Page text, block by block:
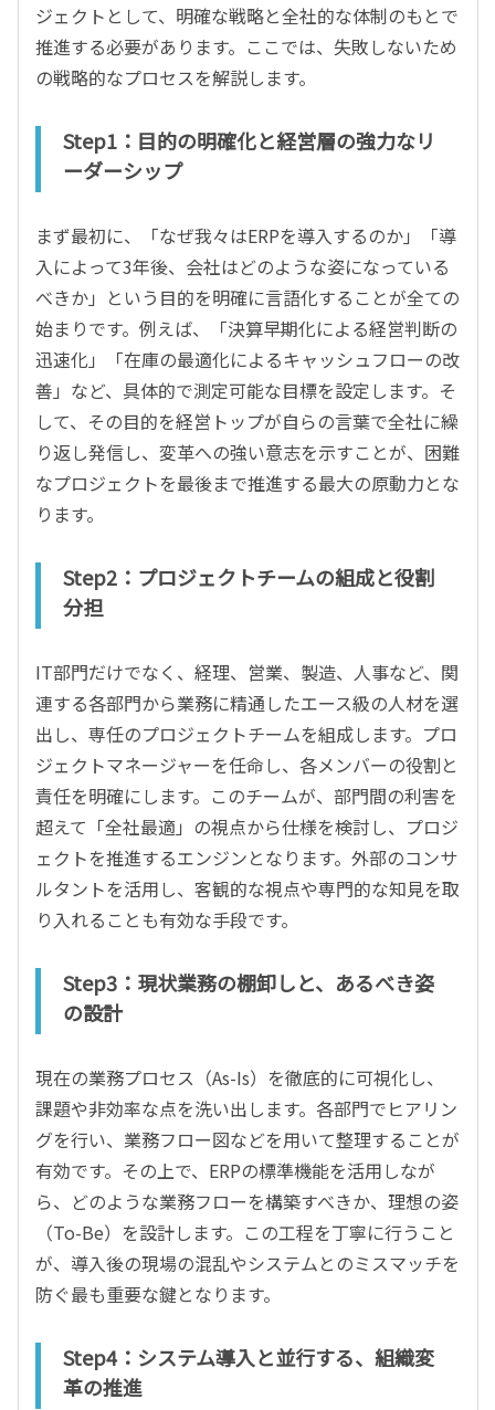
ジェクトとして、明確な戦略と全社的な体制のもとで
推進する必要があります。ここでは、失敗しないため
の戦略的なプロセスを解説します。
Step1：目的の明確化と経営層の強力なリ
ーダーシップ
まず最初に、「なぜ我々はERPを導入するのか」「導
入によって3年後、会社はどのような姿になっている
べきか」という目的を明確に言語化することが全ての
始まりです。例えば、「決算早期化による経営判断の
迅速化」「在庫の最適化によるキャッシュフローの改
善」など、具体的で測定可能な目標を設定します。そ
して、その目的を経営トップが自らの言葉で全社に繰
り返し発信し、変革への強い意志を示すことが、困難
なプロジェクトを最後まで推進する最大の原動力とな
ります。
Step2：プロジェクトチームの組成と役割
分担
IT部門だけでなく、経理、営業、製造、人事など、関
連する各部門から業務に精通したエース級の人材を選
出し、専任のプロジェクトチームを組成します。プロ
ジェクトマネージャーを任命し、各メンバーの役割と
責任を明確にします。このチームが、部門間の利害を
超えて「全社最適」の視点から仕様を検討し、プロジ
ェクトを推進するエンジンとなります。外部のコンサ
ルタントを活用し、客観的な視点や専門的な知見を取
り入れることも有効な手段です。
Step3：現状業務の棚卸しと、あるべき姿
の設計
現在の業務プロセス（As-Is）を徹底的に可視化し、
課題や非効率な点を洗い出します。各部門でヒアリン
グを行い、業務フロー図などを用いて整理することが
有効です。その上で、ERPの標準機能を活用しなが
ら、どのような業務フローを構築すべきか、理想の姿
（To-Be）を設計します。この工程を丁寧に行うこと
が、導入後の現場の混乱やシステムとのミスマッチを
防ぐ最も重要な鍵となります。
Step4：システム導入と並行する、組織変
革の推進